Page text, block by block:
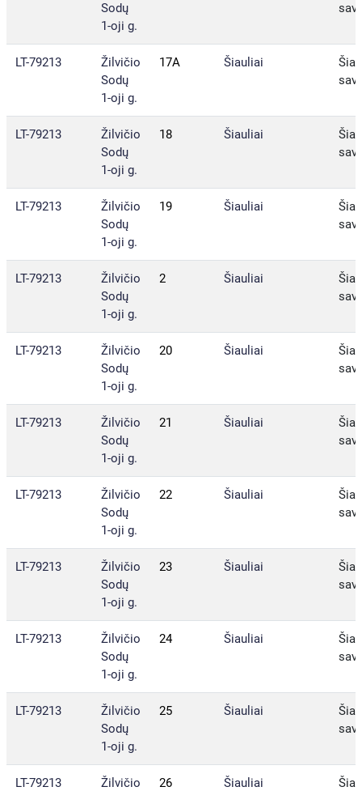
Sodų
1-oji g.
sav.
LT-79213
Žilvičio
Sodų
1-oji g.
17A Šiauliai
sav.
LT-79213
Žilvičio
Sodų
1-oji g.
18 Šiauliai
sav.
LT-79213
Žilvičio
Sodų
1-oji g.
19 Šiauliai
sav.
LT-79213
Žilvičio
Sodų
1-oji g.
2 Šiauliai
sav.
LT-79213
Žilvičio
Sodų
1-oji g.
20 Šiauliai
sav.
LT-79213
Žilvičio
Sodų
1-oji g.
21 Šiauliai
sav.
LT-79213
Žilvičio
Sodų
1-oji g.
22 Šiauliai
sav.
LT-79213
Žilvičio
Sodų
1-oji g.
23 Šiauliai
sav.
LT-79213
Žilvičio
Sodų
1-oji g.
24 Šiauliai
sav.
LT-79213
Žilvičio
Sodų
1-oji g.
25 Šiauliai
sav.
LT-79213
Žilvičio
26 Šiauliai